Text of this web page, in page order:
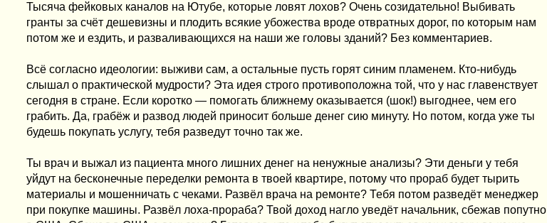
Тысяча фейковых каналов на Ютубе, которые ловят лохов? Очень созидательно! Выбивать
гранты за счёт дешевизны и плодить всякие убожества вроде отвратных дорог, по которым нам
потом же и ездить, и разваливающихся на наши же головы зданий? Без комментариев.
Всё согласно идеологии: выживи сам, а остальные пусть горят синим пламенем. Кто-нибудь
слышал о практической мудрости? Эта идея строго противоположна той, что у нас главенствует
сегодня в стране. Если коротко — помогать ближнему оказывается (шок!) выгоднее, чем его
грабить. Да, грабёж и развод людей приносит больше денег сию минуту. Но потом, когда уже ты
будешь покупать услугу, тебя разведут точно так же.
Ты врач и выжал из пациента много лишних денег на ненужные анализы? Эти деньги у тебя
уйдут на бесконечные переделки ремонта в твоей квартире, потому что прораб будет тырить
материалы и мошенничать с чеками. Развёл врача на ремонте? Тебя потом разведёт менеджер
при покупке машины. Развёл лоха-прораба? Твой доход нагло уведёт начальник, сбежав попутно